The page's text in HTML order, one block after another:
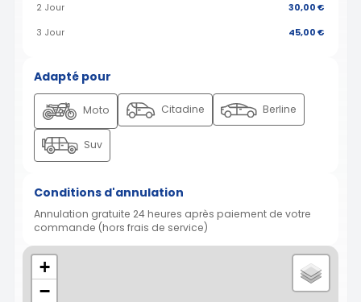
2 Jour 30,00 €
3 Jour 45,00 €
Adapté pour
Moto Citadine Berline
Suv
Conditions d'annulation
Annulation gratuite 24 heures après paiement de votre
commande (hors frais de service)
+
−